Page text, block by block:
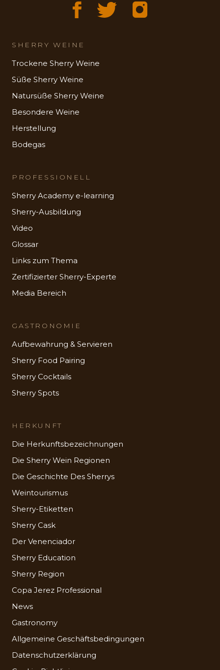
SHERRY WEINE
Trockene Sherry Weine
Süße Sherry Weine
Natursüße Sherry Weine
Besondere Weine
Herstellung
Bodegas
PROFESSIONELL
Sherry Academy e-learning
Sherry-Ausbildung
Video
Glossar
Links zum Thema
Zertifizierter Sherry-Experte
Media Bereich
GASTRONOMIE
Aufbewahrung & Servieren
Sherry Food Pairing
Sherry Cocktails
Sherry Spots
HERKUNFT
Die Herkunftsbezeichnungen
Die Sherry Wein Regionen
Die Geschichte Des Sherrys
Weintourismus
Sherry-Etiketten
Sherry Cask
Der Venenciador
Sherry Education
Sherry Region
Copa Jerez Professional
News
Gastronomy
Allgemeine Geschäftsbedingungen
Datenschutzerklärung